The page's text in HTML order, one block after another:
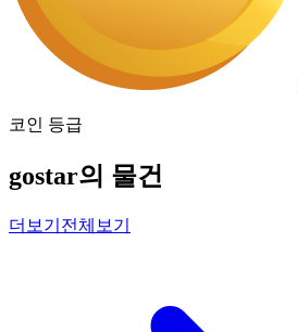
코인 등급
gostar의 물건
더보기 전체보기